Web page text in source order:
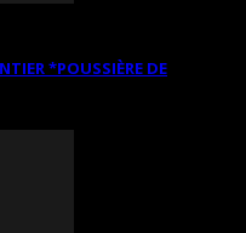
*POUSSIÈRE DE